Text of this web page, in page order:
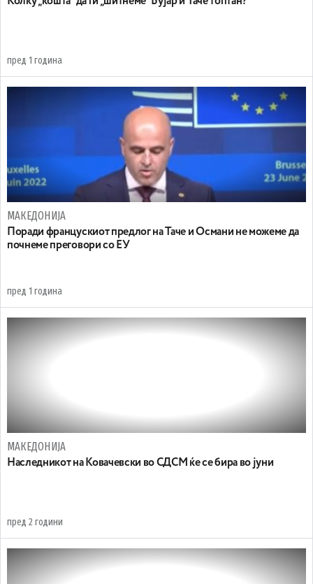
пред 1 година
МАКЕДОНИЈА
Поради францускиот предлог на Таче и Османи не можеме да
почнеме преговори со ЕУ
пред 1 година
МАКЕДОНИЈА
Наследникот на Ковачевски во СДСМ ќе се бира во јуни
пред 2 години